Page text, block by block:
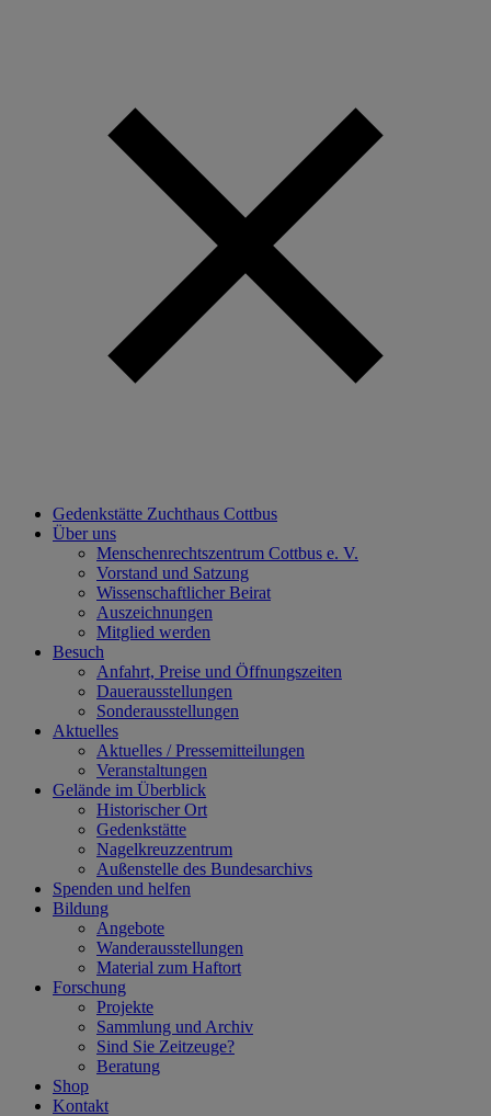
Gedenkstätte Zuchthaus Cottbus
Über uns
Menschenrechtszentrum Cottbus e. V.
Vorstand und Satzung
Wissenschaftlicher Beirat
Auszeichnungen
Mitglied werden
Besuch
Anfahrt, Preise und Öffnungszeiten
Dauerausstellungen
Sonderausstellungen
Aktuelles
Aktuelles / Pressemitteilungen
Veranstaltungen
Gelände im Überblick
Historischer Ort
Gedenkstätte
Nagelkreuzzentrum
Außenstelle des Bundesarchivs
Spenden und helfen
Bildung
Angebote
Wanderausstellungen
Material zum Haftort
Forschung
Projekte
Sammlung und Archiv
Sind Sie Zeitzeuge?
Beratung
Shop
Kontakt